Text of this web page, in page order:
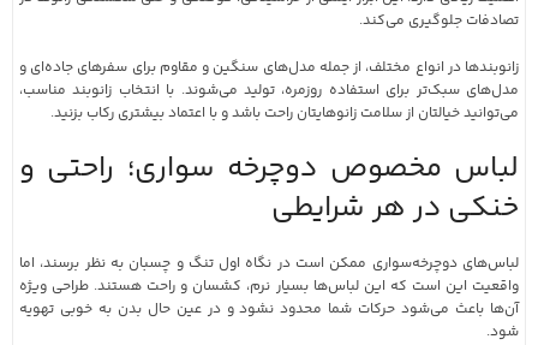
تصادفات جلوگیری می‌کند.
زانوبندها در انواع مختلف، از جمله مدل‌های سنگین و مقاوم برای سفرهای جاده‌ای و
مدل‌های سبک‌تر برای استفاده روزمره، تولید می‌شوند. با انتخاب زانوبند مناسب،
می‌توانید خیالتان از سلامت زانوهایتان راحت باشد و با اعتماد بیشتری رکاب بزنید.
لباس مخصوص دوچرخه سواری؛ راحتی و
خنکی در هر شرایطی
لباس‌های دوچرخه‌سواری ممکن است در نگاه اول تنگ و چسبان به نظر برسند، اما
واقعیت این است که این لباس‌ها بسیار نرم، کشسان و راحت هستند. طراحی ویژه
آن‌ها باعث می‌شود حرکات شما محدود نشود و در عین حال بدن به خوبی تهویه
شود.